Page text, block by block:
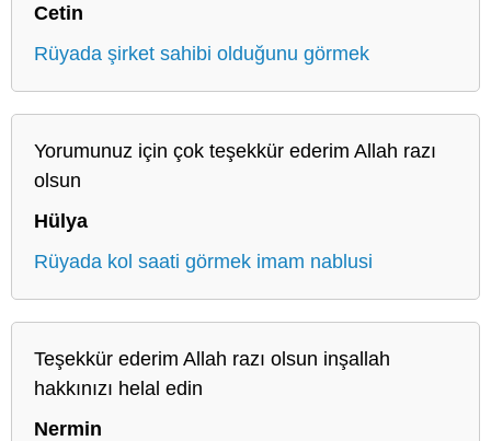
Cetin
Rüyada şirket sahibi olduğunu görmek
Yorumunuz için çok teşekkür ederim Allah razı
olsun
Hülya
Rüyada kol saati görmek imam nablusi
Teşekkür ederim Allah razı olsun inşallah
hakkınızı helal edin
Nermin